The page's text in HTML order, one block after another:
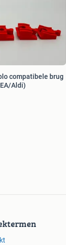
compatibele brug
Aldi)